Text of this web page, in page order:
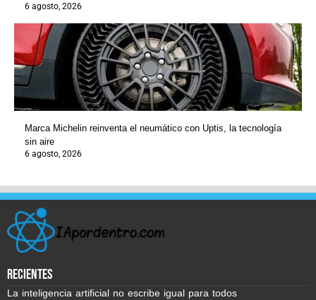
6 agosto, 2026
Marca Michelin reinventa el neumático con Uptis, la tecnología
sin aire
6 agosto, 2026
recientes
La inteligencia artificial no escribe igual para todos